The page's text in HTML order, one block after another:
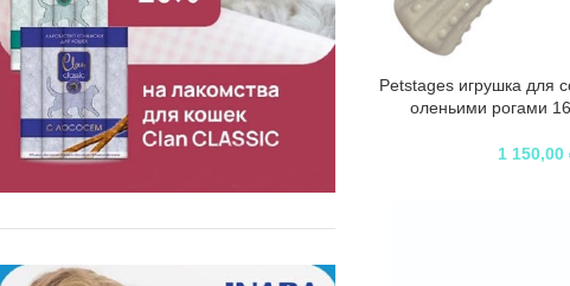
Petstages игрушка для
оленьими рогами
1 150,00